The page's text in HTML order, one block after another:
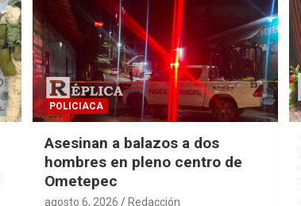
POLICIACA
Asesinan a balazos a dos
hombres en pleno centro de
Ometepec
agosto 6, 2026 Redacción